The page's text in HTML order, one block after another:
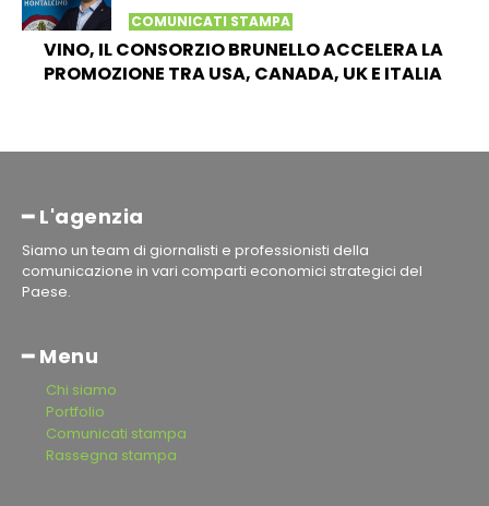
COMUNICATI STAMPA
VINO, IL CONSORZIO BRUNELLO ACCELERA LA
PROMOZIONE TRA USA, CANADA, UK E ITALIA
━ L'agenzia
Siamo un team di giornalisti e professionisti della
comunicazione in vari comparti economici strategici del
Paese.
━ Menu
Chi siamo
Portfolio
Comunicati stampa
Rassegna stampa